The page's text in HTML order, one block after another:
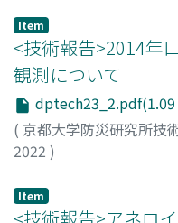
Item
<技術報告>2014年
観測について
dptech23_2.pdf(1.09
( 京都大学防災研究所技
2022 )
Item